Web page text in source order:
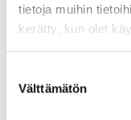
tietoja muihin
kerätty, kun olet
valinta
Välttämätön
Hallitus
Juristiliiton